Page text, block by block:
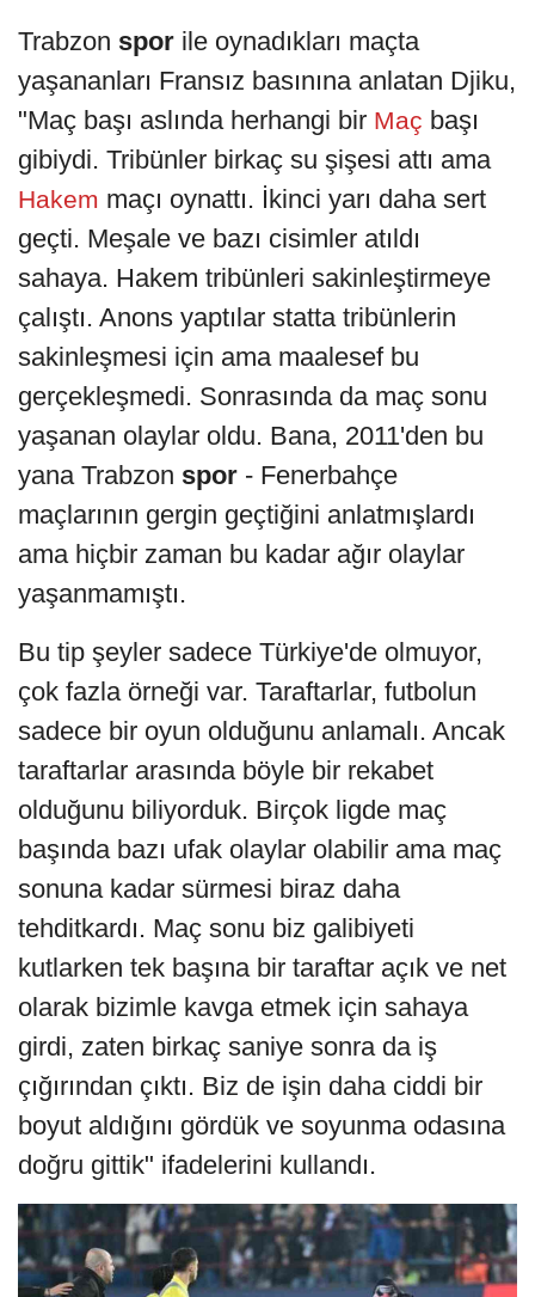
Trabzon spor ile oynadıkları maçta
yaşananları Fransız basınına anlatan Djiku,
"Maç başı aslında herhangi bir Maç başı
gibiydi. Tribünler birkaç su şişesi attı ama
Hakem maçı oynattı. İkinci yarı daha sert
geçti. Meşale ve bazı cisimler atıldı
sahaya. Hakem tribünleri sakinleştirmeye
çalıştı. Anons yaptılar statta tribünlerin
sakinleşmesi için ama maalesef bu
gerçekleşmedi. Sonrasında da maç sonu
yaşanan olaylar oldu. Bana, 2011'den bu
yana Trabzon spor - Fenerbahçe
maçlarının gergin geçtiğini anlatmışlardı
ama hiçbir zaman bu kadar ağır olaylar
yaşanmamıştı.
Bu tip şeyler sadece Türkiye'de olmuyor,
çok fazla örneği var. Taraftarlar, futbolun
sadece bir oyun olduğunu anlamalı. Ancak
taraftarlar arasında böyle bir rekabet
olduğunu biliyorduk. Birçok ligde maç
başında bazı ufak olaylar olabilir ama maç
sonuna kadar sürmesi biraz daha
tehditkardı. Maç sonu biz galibiyeti
kutlarken tek başına bir taraftar açık ve net
olarak bizimle kavga etmek için sahaya
girdi, zaten birkaç saniye sonra da iş
çığırından çıktı. Biz de işin daha ciddi bir
boyut aldığını gördük ve soyunma odasına
doğru gittik" ifadelerini kullandı.